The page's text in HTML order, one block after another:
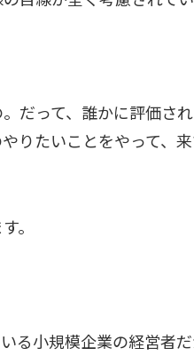
だって、誰かに評価さ
りたいことをやって、
。
る小規模企業の経営者